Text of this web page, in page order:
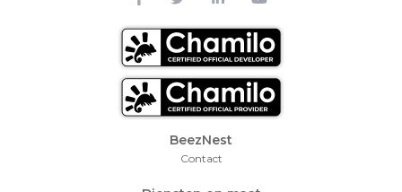
Footer MenuBeezNest
Contact